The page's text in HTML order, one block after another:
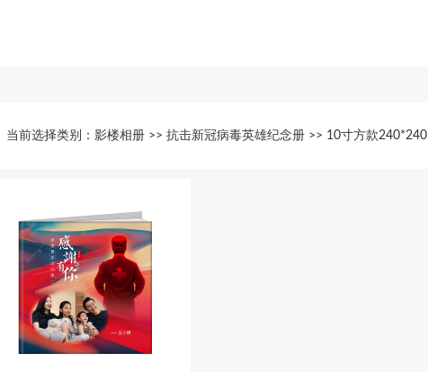
当前选择类别： 影楼相册 >> 抗击新冠病毒英雄纪念册 >> 10寸方款240*240